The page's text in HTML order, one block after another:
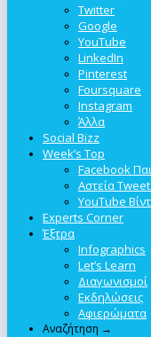
Twitter
Google
YouTube
LinkedIn
Pinterest
Foursquare
Instagram
Άλλα
Social Bizz
Week’s Top
Facebook
Αστεία
YouTube
Experts Corner
Έξτρα
Infographics
Let’s Learn
Διαγωνισμοί
Εκδηλώσεις
Αφιερώματα
Αναζήτηση →